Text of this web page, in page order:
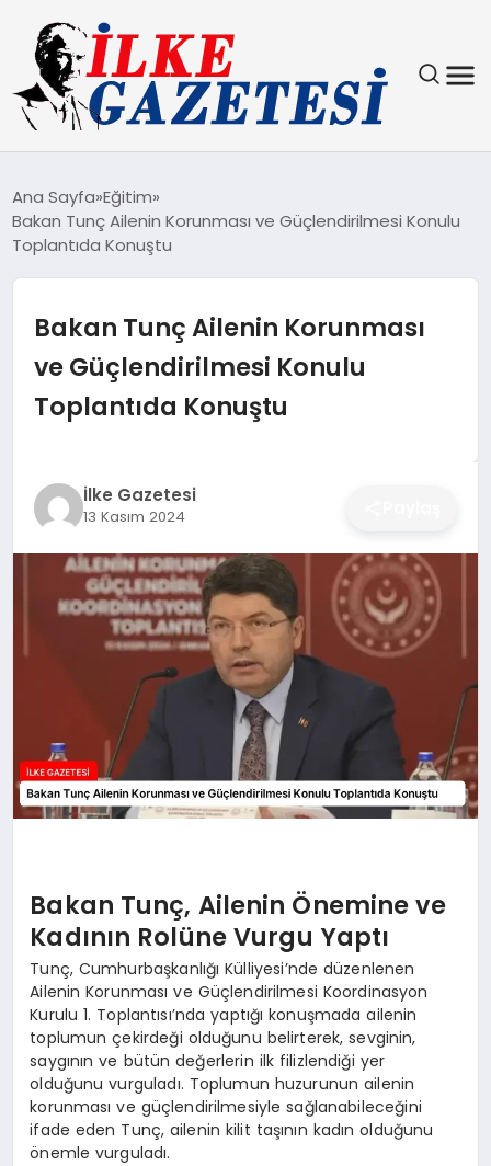
TEKNOLOJI
MAGAZIN
DÜNYA
SIYASET
Ana Sayfa Eğitim
Bakan Tunç Ailenin Korunması ve Güçlendirilmesi Konulu
Toplantıda Konuştu
Bakan Tunç Ailenin Korunması
ve Güçlendirilmesi Konulu
Toplantıda Konuştu
İlke Gazetesi
13 Kasım 2024
Bakan Tunç, Ailenin Önemine ve
Kadının Rolüne Vurgu Yaptı
Tunç, Cumhurbaşkanlığı Külliyesi’nde düzenlenen
Ailenin Korunması ve Güçlendirilmesi Koordinasyon
Kurulu 1. Toplantısı’nda yaptığı konuşmada ailenin
toplumun çekirdeği olduğunu belirterek, sevginin,
saygının ve bütün değerlerin ilk filizlendiği yer
olduğunu vurguladı. Toplumun huzurunun ailenin
korunması ve güçlendirilmesiyle sağlanabileceğini
ifade eden Tunç, ailenin kilit taşının kadın olduğunu
önemle vurguladı.